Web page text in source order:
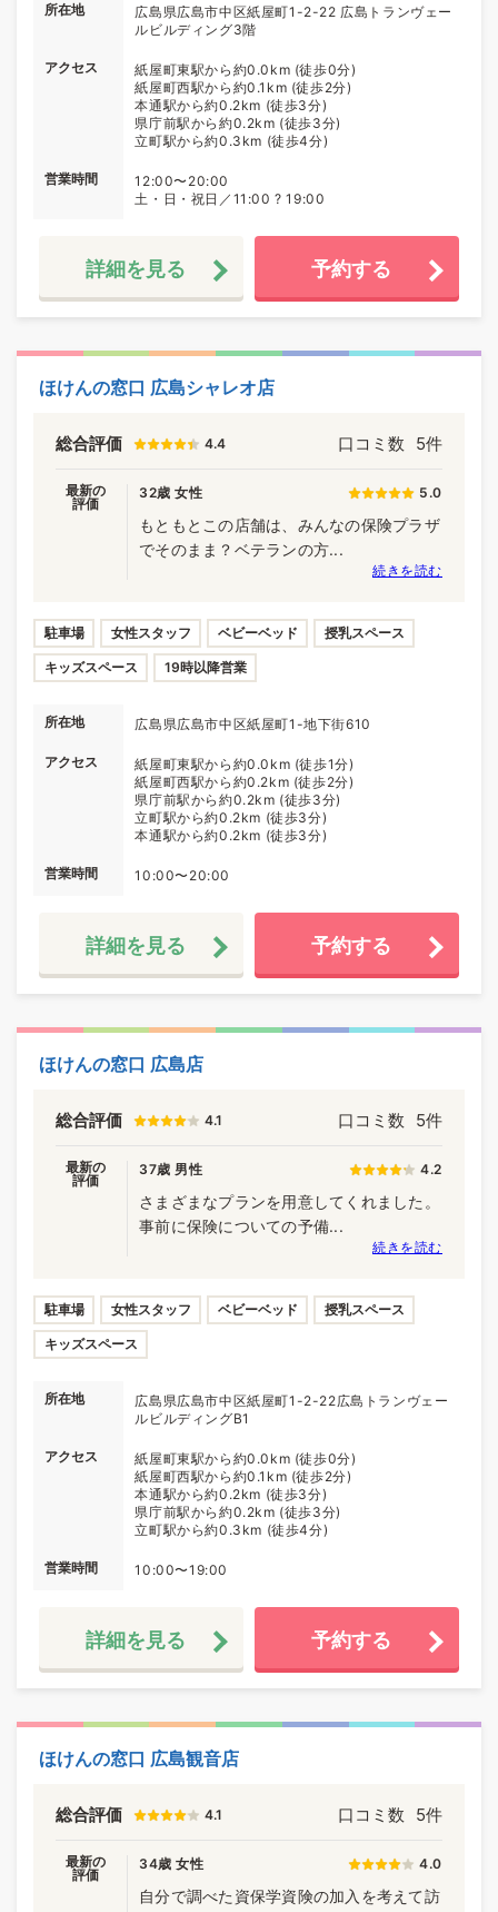
所在地
広島県広島市中区紙屋町1-2-22 広島トランヴェー
ルビルディング3階
アクセス
紙屋町東駅から約0.0km (徒歩0分)
紙屋町西駅から約0.1km (徒歩2分)
本通駅から約0.2km (徒歩3分)
県庁前駅から約0.2km (徒歩3分)
立町駅から約0.3km (徒歩4分)
営業時間
12:00〜20:00
土・日・祝日／11:00 ? 19:00
詳細を見る 予約する
ほけんの窓口 広島シャレオ店
総合評価 4.4 口コミ数 5件
最新の
評価
32歳 女性 5.0
もともとこの店舗は、みんなの保険プラザ
でそのまま？ベテランの方...
続きを読む
駐車場 女性スタッフ ベビーベッド 授乳スペース
キッズスペース 19時以降営業
所在地 広島県広島市中区紙屋町1-地下街610
アクセス
紙屋町東駅から約0.0km (徒歩1分)
紙屋町西駅から約0.2km (徒歩2分)
県庁前駅から約0.2km (徒歩3分)
立町駅から約0.2km (徒歩3分)
本通駅から約0.2km (徒歩3分)
営業時間 10:00〜20:00
詳細を見る 予約する
ほけんの窓口 広島店
総合評価 4.1 口コミ数 5件
最新の
評価
37歳 男性 4.2
さまざまなプランを用意してくれました。
事前に保険についての予備...
続きを読む
駐車場 女性スタッフ ベビーベッド 授乳スペース
キッズスペース
所在地
広島県広島市中区紙屋町1-2-22広島トランヴェー
ルビルディングB1
アクセス
紙屋町東駅から約0.0km (徒歩0分)
紙屋町西駅から約0.1km (徒歩2分)
本通駅から約0.2km (徒歩3分)
県庁前駅から約0.2km (徒歩3分)
立町駅から約0.3km (徒歩4分)
営業時間 10:00〜19:00
詳細を見る 予約する
ほけんの窓口 広島観音店
総合評価 4.1 口コミ数 5件
最新の
評価
34歳 女性 4.0
自分で調べた資保学資険の加入を考えて訪